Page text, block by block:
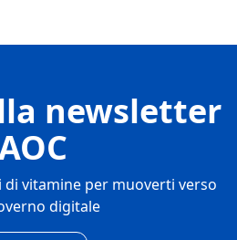
newsletter
di vitamine per muoverti verso
digitale